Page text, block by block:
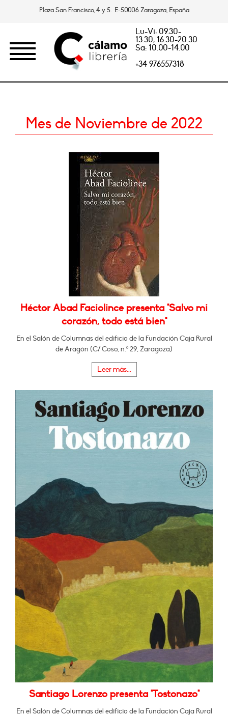
Plaza San Francisco, 4 y 5. E-50006 Zaragoza, España
Lu-Vi: 09.30-
13.30, 16.30-20.30
Sa: 10.00-14.00
+34 976557318
Mes de Noviembre de 2022
Héctor Abad Faciolince presenta "Salvo mi
corazón, todo está bien"
En el Salón de Columnas del edificio de la Fundación Caja Rural
de Aragón (C/ Coso, n.º 29, Zaragoza)
Leer más...
Santiago Lorenzo presenta "Tostonazo"
En el Salón de Columnas del edificio de la Fundación Caja Rural